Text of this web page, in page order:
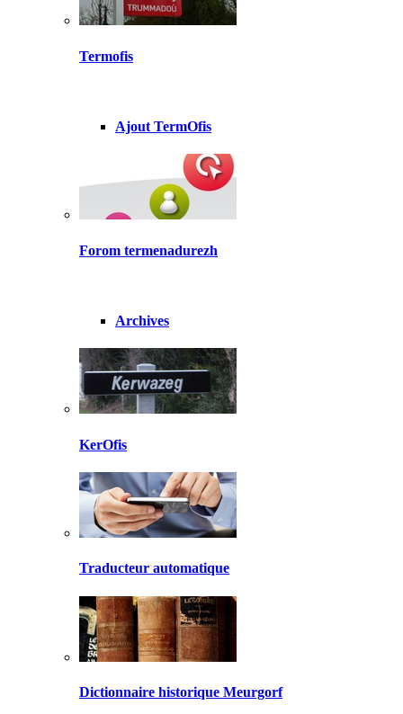
Termofis
Ajout TermOfis
Forom termenadurezh
Archives
KerOfis
Traducteur automatique
Dictionnaire historique Meurgorf